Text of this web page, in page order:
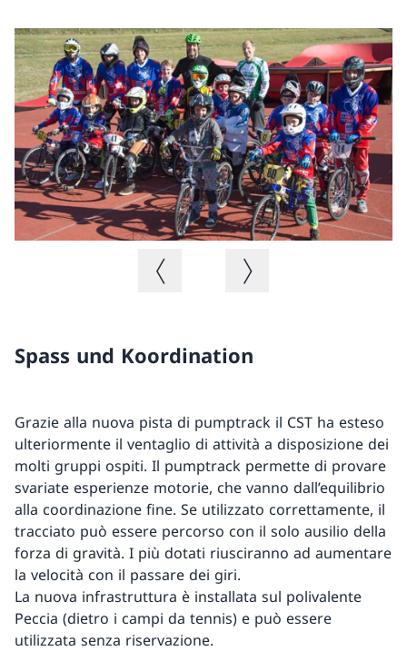
Vorheriges BildNächstes Bild
Spass und Koordination
Grazie alla nuova pista di pumptrack il CST ha esteso
ulteriormente il ventaglio di attività a disposizione dei
molti gruppi ospiti. Il pumptrack permette di provare
svariate esperienze motorie, che vanno dall’equilibrio
alla coordinazione fine. Se utilizzato correttamente, il
tracciato può essere percorso con il solo ausilio della
forza di gravità. I più dotati riusciranno ad aumentare
la velocità con il passare dei giri.
La nuova infrastruttura è installata sul polivalente
Peccia (dietro i campi da tennis) e può essere
utilizzata senza riservazione.